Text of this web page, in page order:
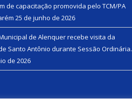
de capacitação promovida pelo TCM/PA
25 de junho de 2026
de Alenquer recebe visita da
Santo Antônio durante Sessão Ordinária.
de 2026